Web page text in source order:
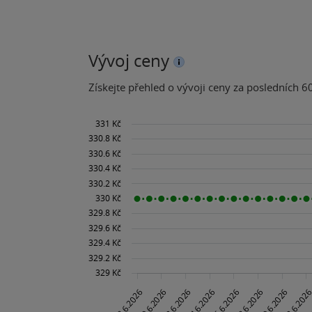
Vývoj ceny
Získejte přehled o vývoji ceny za posledních